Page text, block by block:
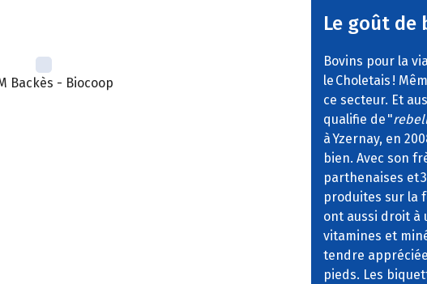
Backès - Biocoop
Le goût de
Bovins pour la
le Choletais !
ce secteur. Et
qualifie de "
à Yzernay, en
bien. Avec son
parthenaises et
produites sur la
ont aussi droit à
vitamines et
tendre
pieds. Les